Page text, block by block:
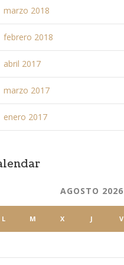
marzo 2018
febrero 2018
abril 2017
marzo 2017
enero 2017
AGOSTO 2026
L M X J V